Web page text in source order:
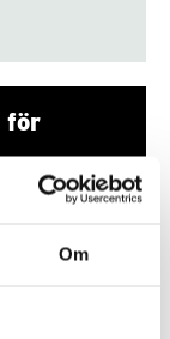
Om
för
för de